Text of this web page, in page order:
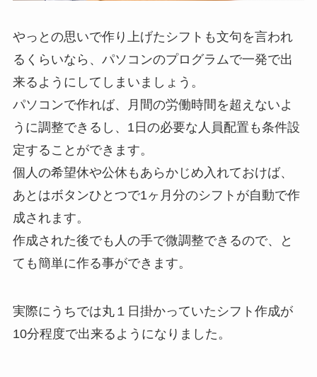
やっとの思いで作り上げたシフトも文句を言われ
るくらいなら、パソコンのプログラムで一発で出
来るようにしてしまいましょう。
パソコンで作れば、月間の労働時間を超えないよ
うに調整できるし、1日の必要な人員配置も条件設
定することができます。
個人の希望休や公休もあらかじめ入れておけば、
あとはボタンひとつで1ヶ月分のシフトが自動で作
成されます。
作成された後でも人の手で微調整できるので、と
ても簡単に作る事ができます。
実際にうちでは丸１日掛かっていたシフト作成が
10分程度で出来るようになりました。